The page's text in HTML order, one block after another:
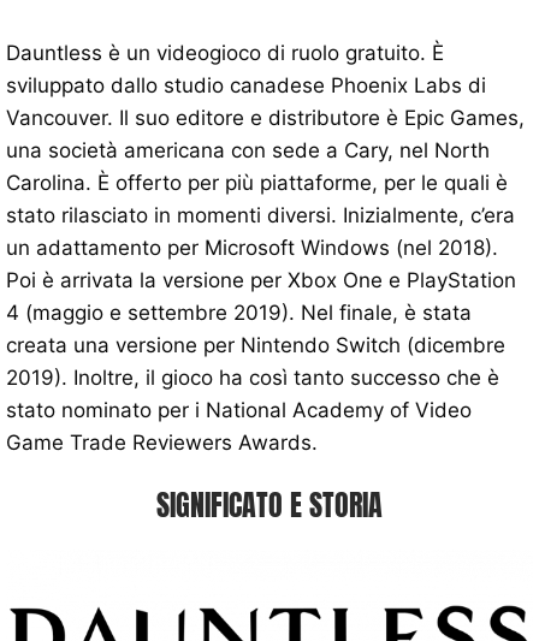
Dauntless è un videogioco di ruolo gratuito. È
sviluppato dallo studio canadese Phoenix Labs di
Vancouver. Il suo editore e distributore è Epic Games,
una società americana con sede a Cary, nel North
Carolina. È offerto per più piattaforme, per le quali è
stato rilasciato in momenti diversi. Inizialmente, c’era
un adattamento per Microsoft Windows (nel 2018).
Poi è arrivata la versione per Xbox One e PlayStation
4 (maggio e settembre 2019). Nel finale, è stata
creata una versione per Nintendo Switch (dicembre
2019). Inoltre, il gioco ha così tanto successo che è
stato nominato per i National Academy of Video
Game Trade Reviewers Awards.
SIGNIFICATO E STORIA